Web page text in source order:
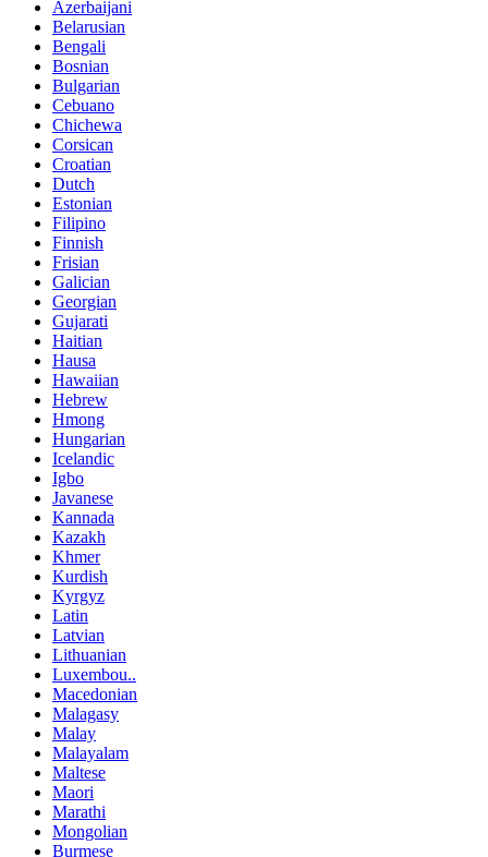
Azerbaijani
Belarusian
Bengali
Bosnian
Bulgarian
Cebuano
Chichewa
Corsican
Croatian
Dutch
Estonian
Filipino
Finnish
Frisian
Galician
Georgian
Gujarati
Haitian
Hausa
Hawaiian
Hebrew
Hmong
Hungarian
Icelandic
Igbo
Javanese
Kannada
Kazakh
Khmer
Kurdish
Kyrgyz
Latin
Latvian
Lithuanian
Luxembou..
Macedonian
Malagasy
Malay
Malayalam
Maltese
Maori
Marathi
Mongolian
Burmese